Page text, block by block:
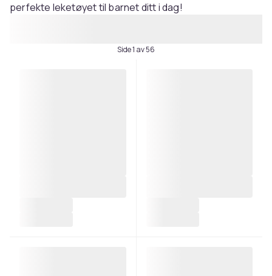
perfekte leketøyet til barnet ditt i dag!
Side 1 av 56